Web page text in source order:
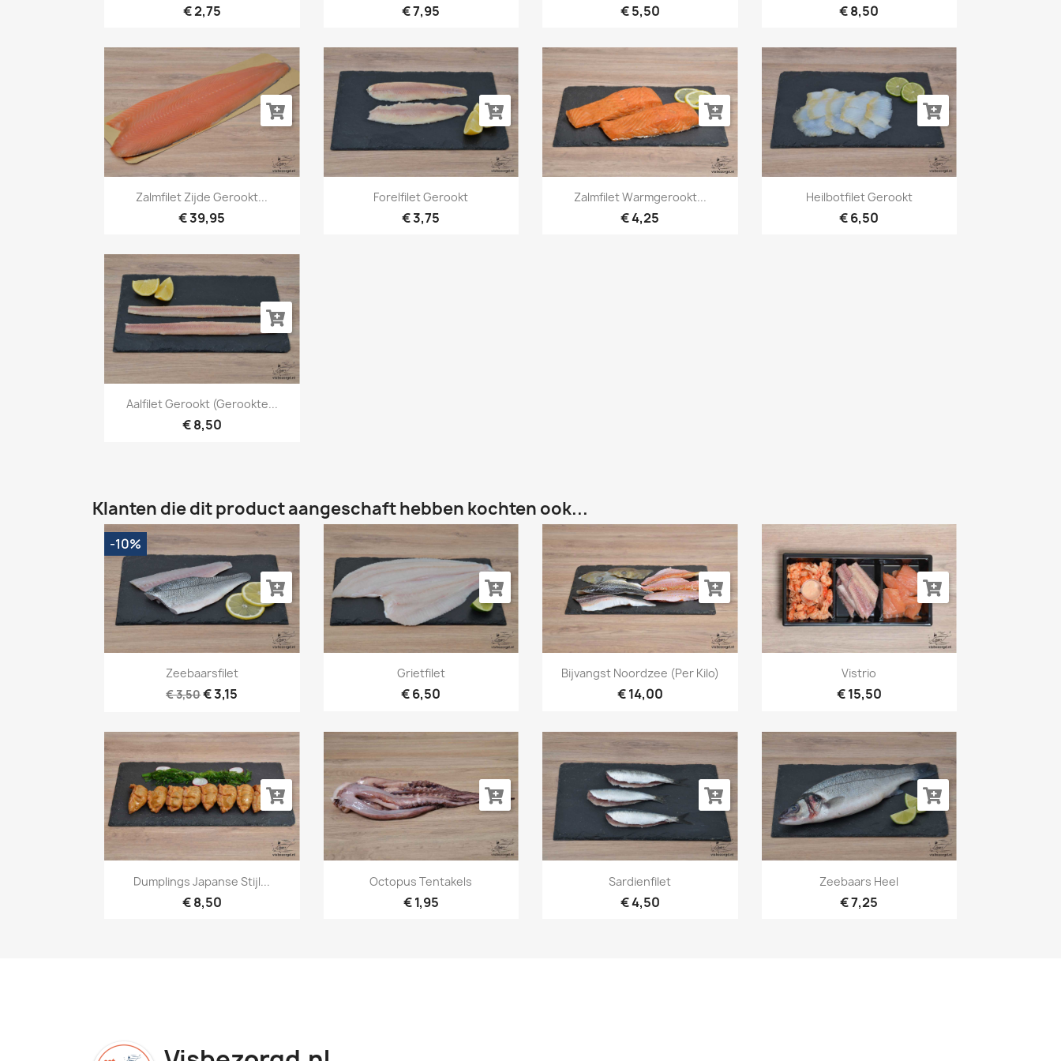
€ 2,75 € 7,95 € 5,50 € 8,50
Snel bekijken
Zalmfilet Zijde Gerookt...
€ 39,95
Snel bekijken
Forelfilet Gerookt
€ 3,75
Snel bekijken
Zalmfilet Warmgerookt...
€ 4,25
Snel bekijken
Heilbotfilet Gerookt
€ 6,50
Snel bekijken
Aalfilet Gerookt (gerookte...
€ 8,50
Klanten die dit product aangeschaft hebben kochten ook...
Snel bekijken
Zeebaarsfilet
€ 3,50€ 3,15
-10%
Snel bekijken
Grietfilet
€ 6,50
Snel bekijken
Bijvangst Noordzee (per Kilo)
€ 14,00
Snel bekijken
Vistrio
€ 15,50
Snel bekijken
Dumplings Japanse Stijl...
€ 8,50
Snel bekijken
Octopus Tentakels
€ 1,95
Snel bekijken
Sardienfilet
€ 4,50
Snel bekijken
Zeebaars Heel
€ 7,25